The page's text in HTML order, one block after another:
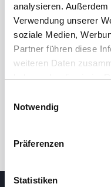
analysieren.
Verwendung unserer
soziale Medien,
Partner führen diese
weiteren Daten
haben oder die sie im
Notwendig
Präferenzen
Statistiken
25,0
8. Mai 2026
24 Std.